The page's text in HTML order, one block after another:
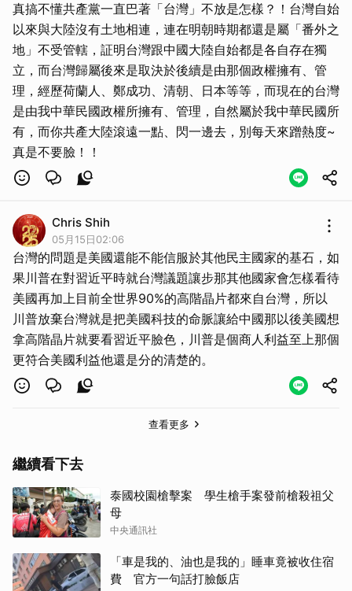
真搞不懂共產黨一直巴著「台灣」不放是怎樣？！台灣自始
以來與大陸沒有土地相連，連在明朝時期都還是屬「番外之
地」不受管轄，証明台灣跟中國大陸自始都是各自存在獨
立，而台灣歸屬後來是取決於後續是由那個政權擁有、管
理，經歷荷蘭人、鄭成功、清朝、日本等等，而現在的台灣
是由我中華民國政權所擁有、管理，自然屬於我中華民國所
有，而你共產大陸滾遠一點、閃一邊去，別每天來蹭熱度~
真是不要臉！！
Chris Shih
05月15日02:06
台灣的問題是美國還能不能信服於其他民主國家的基石，如
果川普在對習近平時就台灣議題讓步那其他國家會怎樣看待
美國再加上目前全世界90%的高階晶片都來自台灣，所以
川普放棄台灣就是把美國科技的命脈讓給中國那以後美國想
拿高階晶片就要看習近平臉色，川普是個商人利益至上那個
更符合美國利益他還是分的清楚的。
查看更多
繼續看下去
泰國校園槍擊案 學生槍手案發前槍殺祖父
母
中央通訊社
「車是我的、油也是我的」睡車竟被收住宿
費 官方一句話打臉飯店